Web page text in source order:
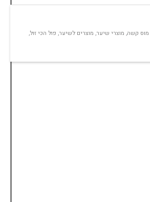
מוס קשה, מוצרי שיער, מוצרים לשיער, פול הכי זול,